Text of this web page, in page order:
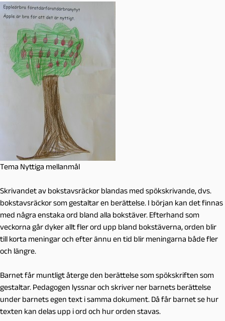
Tema Nyttiga mellanmål
Skrivandet av bokstavsräckor blandas med spökskrivande, dvs.
bokstavsräckor som gestaltar en berättelse. I början kan det finnas
med några enstaka ord bland alla bokstäver. Efterhand som
veckorna går dyker allt fler ord upp bland bokstäverna, orden blir
till korta meningar och efter ännu en tid blir meningarna både fler
och längre.
Barnet får muntligt återge den berättelse som spökskriften som
gestaltar. Pedagogen lyssnar och skriver ner barnets berättelse
under barnets egen text i samma dokument. Då får barnet se hur
texten kan delas upp i ord och hur orden stavas.